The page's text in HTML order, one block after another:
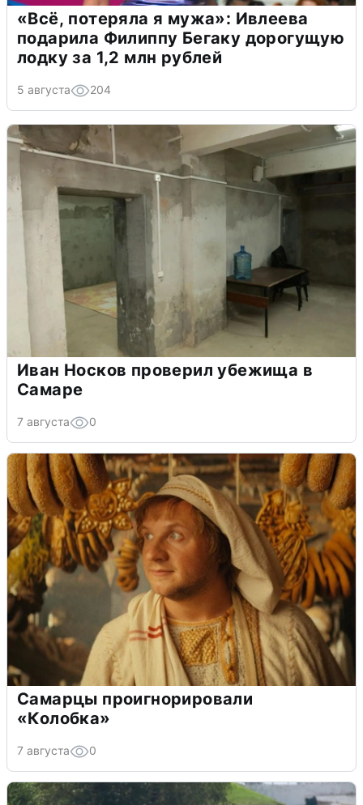
«Всё, потеряла я мужа»: Ивлеева
подарила Филиппу Бегаку дорогущую
лодку за 1,2 млн рублей
5 августа 204
Иван Носков проверил убежища в
Самаре
7 августа 0
Самарцы проигнорировали
«Колобка»
7 августа 0